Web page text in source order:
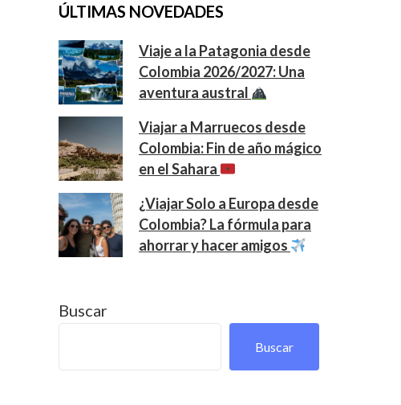
ÚLTIMAS NOVEDADES
Viaje a la Patagonia desde
Colombia 2026/2027: Una
aventura austral
Viajar a Marruecos desde
Colombia: Fin de año mágico
en el Sahara
¿Viajar Solo a Europa desde
Colombia? La fórmula para
ahorrar y hacer amigos
Buscar
Buscar